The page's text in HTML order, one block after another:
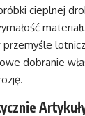
cieplnej
dobranie